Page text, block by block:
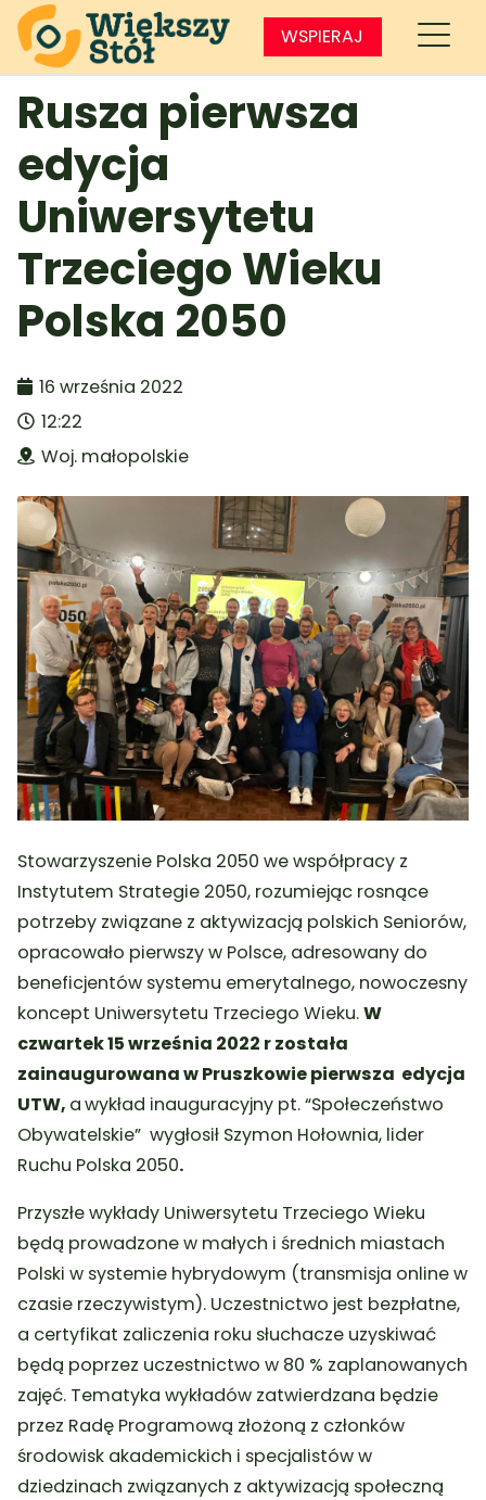
WSPIERAJ
Rusza pierwsza
edycja
Uniwersytetu
Trzeciego Wieku
Polska 2050
16 września 2022
12:22
Woj. małopolskie
Stowarzyszenie Polska 2050 we współpracy z
Instytutem Strategie 2050, rozumiejąc rosnące
potrzeby związane z aktywizacją polskich Seniorów,
opracowało pierwszy w Polsce, adresowany do
beneficjentów systemu emerytalnego, nowoczesny
koncept Uniwersytetu Trzeciego Wieku.W
czwartek 15 września 2022 r została
zainaugurowana w Pruszkowie pierwsza edycja
UTW, awykład inauguracyjny pt. “Społeczeństwo
Obywatelskie” wygłosił Szymon Hołownia, lider
Ruchu Polska 2050.
Przyszłe wykłady Uniwersytetu Trzeciego Wieku
będą prowadzone w małych i średnich miastach
Polski w systemie hybrydowym (transmisja online w
czasie rzeczywistym). Uczestnictwo jest bezpłatne,
a certyfikat zaliczenia roku słuchacze uzyskiwać
będą poprzez uczestnictwo w 80 % zaplanowanych
zajęć. Tematyka wykładów zatwierdzana będzie
przez Radę Programową złożoną z członków
środowisk akademickich i specjalistów w
dziedzinach związanych z aktywizacją społeczną